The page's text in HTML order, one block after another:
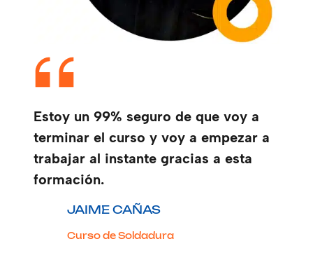
Estoy un 99% seguro de que voy a
terminar el curso y voy a empezar a
trabajar al instante gracias a esta
formación.
JAIME CAÑAS
Curso de Soldadura